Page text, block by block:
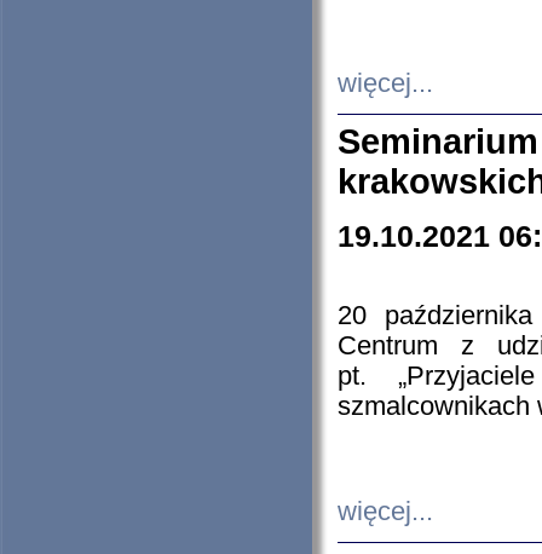
więcej...
19.10.2021
20
Centrum z
pt.
szmalcownikach
więcej...